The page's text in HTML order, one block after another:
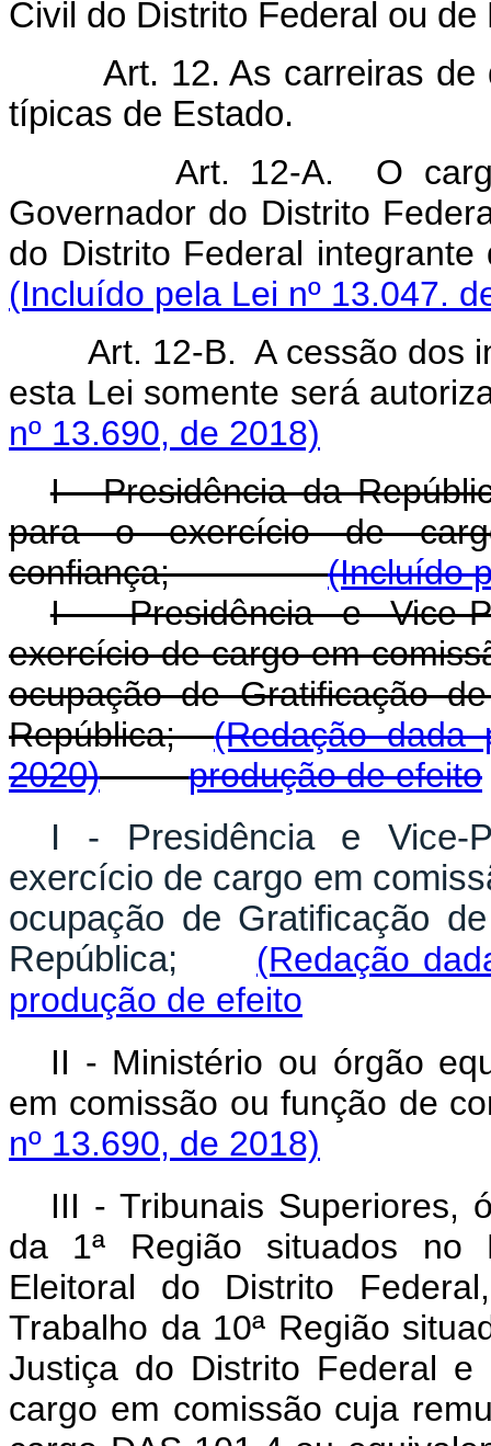
Civil do Distrito Federal ou
Art. 12. As carreiras
típicas de Estado.
Art. 12-A. O
Governador do Distrito
do Distrito Federal
(Incluído pela Lei nº 13.047.
Art. 12-B. A cessão dos
esta Lei somente será
nº 13.690, de 2018)
I - Presidência da
para o exercício de
confiança;(Incluído
I - Presidência e Vice-
exercício de cargo em
ocupação de Gratificação
República;(Redação dada
2020)
produção de efeito
I - Presidência e Vice-
exercício de cargo em
ocupação de Gratificação
República; (Redação
produção de efeito
II - Ministério ou órgão
em comissão ou
nº 13.690, de 2018)
III - Tribunais Superiores,
da 1ª Região situados no
Eleitoral do Distrito
Trabalho da 10ª Região
Justiça do Distrito Federal
cargo em comissão cuja